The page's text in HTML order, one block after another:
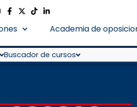
Academia de
Buscador de cursos